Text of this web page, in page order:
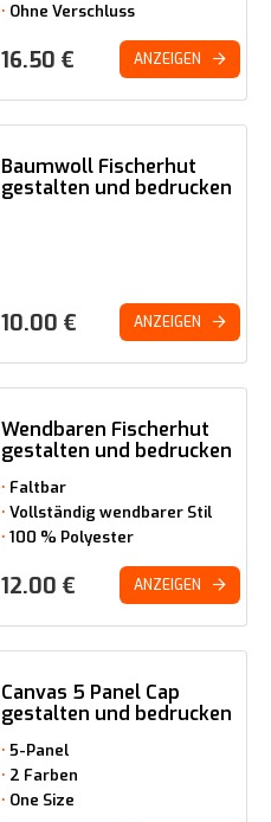
Ohne Verschluss
16.50 € ANZEIGEN
Baumwoll Fischerhut
gestalten und bedrucken
10.00 € ANZEIGEN
Wendbaren Fischerhut
gestalten und bedrucken
Faltbar
Vollständig wendbarer Stil
100 % Polyester
12.00 € ANZEIGEN
Canvas 5 Panel Cap
gestalten und bedrucken
5-Panel
2 Farben
One Size